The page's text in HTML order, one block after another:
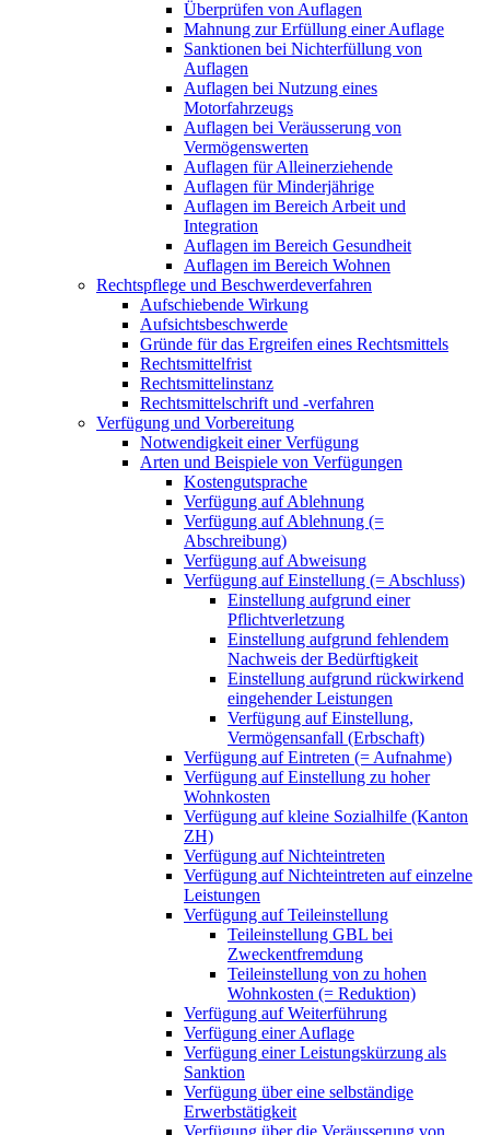
Überprüfen von Auflagen
Mahnung zur Erfüllung einer Auflage
Sanktionen bei Nichterfüllung von
Auflagen
Auflagen bei Nutzung eines
Motorfahrzeugs
Auflagen bei Veräusserung von
Vermögenswerten
Auflagen für Alleinerziehende
Auflagen für Minderjährige
Auflagen im Bereich Arbeit und
Integration
Auflagen im Bereich Gesundheit
Auflagen im Bereich Wohnen
Rechtspflege und Beschwerdeverfahren
Aufschiebende Wirkung
Aufsichtsbeschwerde
Gründe für das Ergreifen eines Rechtsmittels
Rechtsmittelfrist
Rechtsmittelinstanz
Rechtsmittelschrift und -verfahren
Verfügung und Vorbereitung
Notwendigkeit einer Verfügung
Arten und Beispiele von Verfügungen
Kostengutsprache
Verfügung auf Ablehnung
Verfügung auf Ablehnung (=
Abschreibung)
Verfügung auf Abweisung
Verfügung auf Einstellung (= Abschluss)
Einstellung aufgrund einer
Pflichtverletzung
Einstellung aufgrund fehlendem
Nachweis der Bedürftigkeit
Einstellung aufgrund rückwirkend
eingehender Leistungen
Verfügung auf Einstellung,
Vermögensanfall (Erbschaft)
Verfügung auf Eintreten (= Aufnahme)
Verfügung auf Einstellung zu hoher
Wohnkosten
Verfügung auf kleine Sozialhilfe (Kanton
ZH)
Verfügung auf Nichteintreten
Verfügung auf Nichteintreten auf einzelne
Leistungen
Verfügung auf Teileinstellung
Teileinstellung GBL bei
Zweckentfremdung
Teileinstellung von zu hohen
Wohnkosten (= Reduktion)
Verfügung auf Weiterführung
Verfügung einer Auflage
Verfügung einer Leistungskürzung als
Sanktion
Verfügung über eine selbständige
Erwerbstätigkeit
Verfügung über die Veräusserung von